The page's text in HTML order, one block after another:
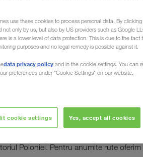
Polonia
marfa dumneavoastră indiferent că
în marea țară a contrastelor.
organizează
transporturile
europene, către şi dinspre
Poloniei. Pentru anumite rute oferim
use these cookies to process personal data. By
only by us, but also by US providers such as Google
is a lower level of data protection. This is due to the fact
purposes and no legal remedy is possible against it.
data privacy policy and in the cookie settings. You can
preferences under "Cookie Settings" on our website.
cookie settings Yes, accept all cookies